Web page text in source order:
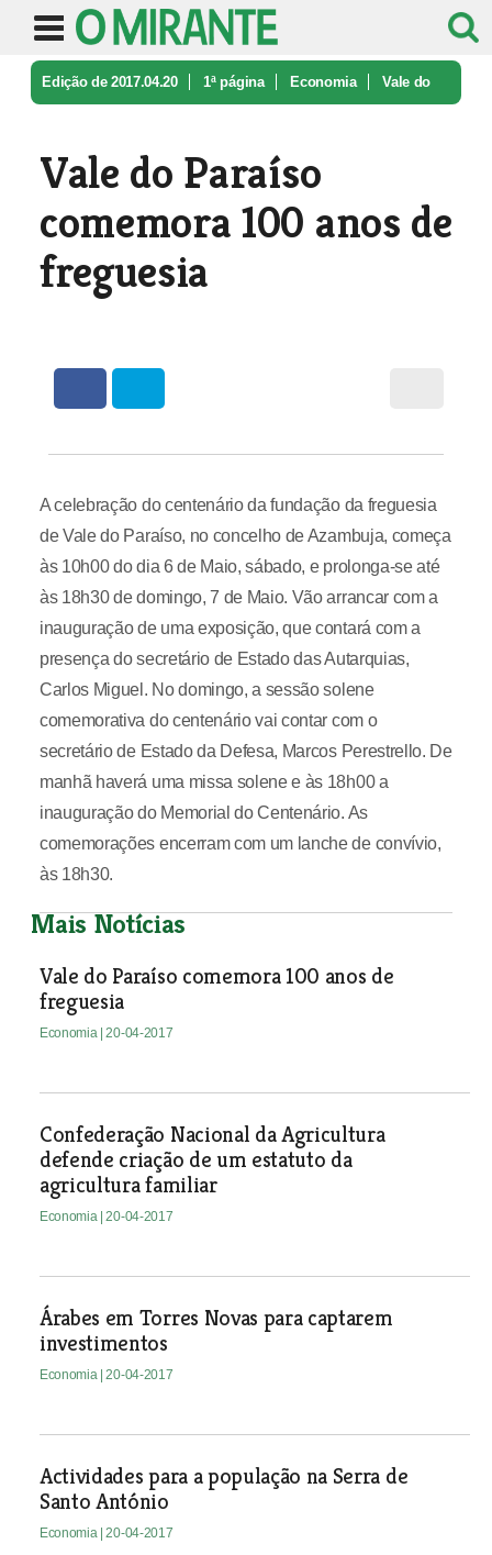
Edição de 2017.04.20 1ª página Economia Vale do
Vale do Paraíso
comemora 100 anos de
freguesia
A celebração do centenário da fundação da freguesia
de Vale do Paraíso, no concelho de Azambuja, começa
às 10h00 do dia 6 de Maio, sábado, e prolonga-se até
às 18h30 de domingo, 7 de Maio. Vão arrancar com a
inauguração de uma exposição, que contará com a
presença do secretário de Estado das Autarquias,
Carlos Miguel. No domingo, a sessão solene
comemorativa do centenário vai contar com o
secretário de Estado da Defesa, Marcos Perestrello. De
manhã haverá uma missa solene e às 18h00 a
inauguração do Memorial do Centenário. As
comemorações encerram com um lanche de convívio,
às 18h30.
Mais Notícias
Vale do Paraíso comemora 100 anos de
freguesia
Economia | 20-04-2017
Confederação Nacional da Agricultura
defende criação de um estatuto da
agricultura familiar
Economia | 20-04-2017
Árabes em Torres Novas para captarem
investimentos
Economia | 20-04-2017
Actividades para a população na Serra de
Santo António
Economia | 20-04-2017